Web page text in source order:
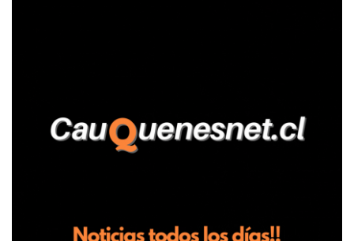
trabajadores, el edil descendió del vehículo y, en medio de la
confrontación, la habría tomado de los hombros, empujado al
suelo y agredido con golpes de pies y manos, mientr...